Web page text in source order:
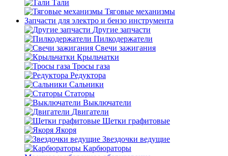
Тали
Тяговые механизмы
Запчасти для электро и бензо инструмента
Другие запчасти
Пилкодержатели
Свечи зажигания
Крыльчатки
Тросы газа
Редуктора
Сальники
Статоры
Выключатели
Двигатели
Щетки графитовые
Якоря
Звездочки ведущие
Карбюраторы